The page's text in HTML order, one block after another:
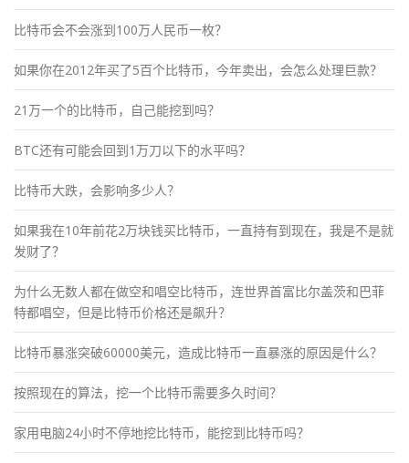
比特币会不会涨到100万人民币一枚？
如果你在2012年买了5百个比特币，今年卖出，会怎么处理巨款？
21万一个的比特币，自己能挖到吗？
BTC还有可能会回到1万刀以下的水平吗？
比特币大跌，会影响多少人？
如果我在10年前花2万块钱买比特币，一直持有到现在，我是不是就
发财了？
为什么无数人都在做空和唱空比特币，连世界首富比尔盖茨和巴菲
特都唱空，但是比特币价格还是飙升？
比特币暴涨突破60000美元，造成比特币一直暴涨的原因是什么？
按照现在的算法，挖一个比特币需要多久时间？
家用电脑24小时不停地挖比特币，能挖到比特币吗？